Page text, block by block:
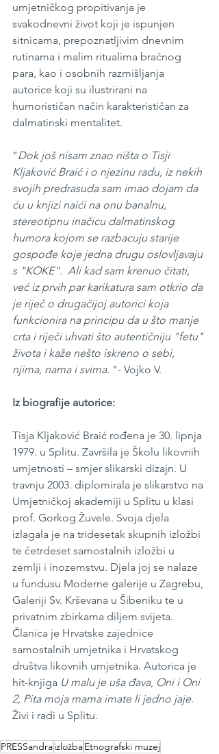
umjetničkog propitivanja je
svakodnevni život koji je ispunjen
sitnicama, prepoznatljivim dnevnim
rutinama i malim ritualima bračnog
para, kao i osobnih razmišljanja
autorice koji su ilustrirani na
humorističan način karakterističan za
dalmatinski mentalitet.
"Dok još nisam znao ništa o Tisji
Kljaković Braić i o njezinu radu, iz nekih
svojih predrasuda sam imao dojam da
ću u knjizi naići na onu banalnu,
stereotipnu inačicu dalmatinskog
humora kojom se razbacuju starije
gospođe koje jedna drugu oslovljavaju
s "KOKE".  Ali kad sam krenuo čitati,
već iz prvih par karikatura sam otkrio da
je riječ o drugačijoj autorici koja
funkcionira na principu da u što manje
crta i riječi uhvati što autentičniju "fetu"
života i kaže nešto iskreno o sebi,
njima, nama i svima. "- Vojko V.
Iz biografije autorice:
Tisja Kljaković Braić rođena je 30. lipnja
1979. u Splitu. Završila je Školu likovnih
umjetnosti – smjer slikarski dizajn. U
travnju 2003. diplomirala je slikarstvo na
Umjetničkoj akademiji u Splitu u klasi
prof. Gorkog Žuvele. Svoja djela
izlagala je na tridesetak skupnih izložbi
te četrdeset samostalnih izložbi u
zemlji i inozemstvu. Djela joj se nalaze
u fundusu Moderne galerije u Zagrebu,
Galeriji Sv. Krševana u Šibeniku te u
privatnim zbirkama diljem svijeta.
Članica je Hrvatske zajednice
samostalnih umjetnika i Hrvatskog
društva likovnih umjetnika. Autorica je
hit-knjiga U malu je uša đava, Oni i Oni
2, Pita moja mama imate li jedno jaje.
Živi i radi u Splitu.
PRESSandraizložbaEtnografski muzej